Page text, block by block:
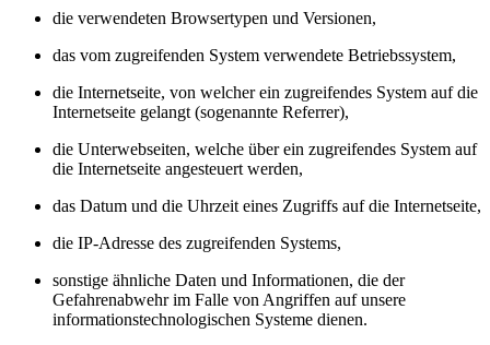
die verwendeten Browsertypen und Versionen,
das vom zugreifenden System verwendete Betriebssystem,
die Internetseite, von welcher ein zugreifendes System auf die
Internetseite gelangt (sogenannte Referrer),
die Unterwebseiten, welche über ein zugreifendes System auf
die Internetseite angesteuert werden,
das Datum und die Uhrzeit eines Zugriffs auf die Internetseite,
die IP-Adresse des zugreifenden Systems,
sonstige ähnliche Daten und Informationen, die der
Gefahrenabwehr im Falle von Angriffen auf unsere
informationstechnologischen Systeme dienen.